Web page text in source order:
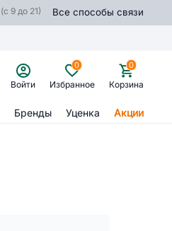
(с 9 до 21) Все способы связи
Войти Избранное
0
Корзина
0
Бренды Уценка Акции